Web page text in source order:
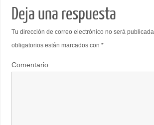
Deja una respuesta
Tu dirección de correo electrónico no será publicada.
obligatorios están marcados con *
Comentario